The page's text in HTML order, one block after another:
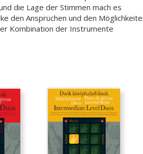
die Lage der Stimmen mach es
den Ansprüchen und den
Kombination der Instrumente